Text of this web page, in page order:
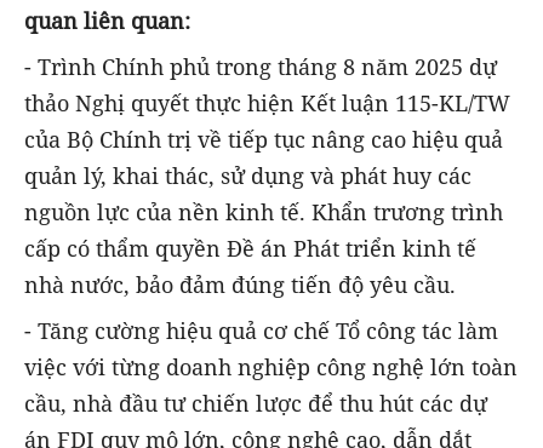
quan liên quan:
- Trình Chính phủ trong tháng 8 năm 2025 dự
thảo Nghị quyết thực hiện Kết luận 115-KL/TW
của Bộ Chính trị về tiếp tục nâng cao hiệu quả
quản lý, khai thác, sử dụng và phát huy các
nguồn lực của nền kinh tế. Khẩn trương trình
cấp có thẩm quyền Đề án Phát triển kinh tế
nhà nước, bảo đảm đúng tiến độ yêu cầu.
- Tăng cường hiệu quả cơ chế Tổ công tác làm
việc với từng doanh nghiệp công nghệ lớn toàn
cầu, nhà đầu tư chiến lược để thu hút các dự
án FDI quy mô lớn, công nghệ cao, dẫn dắt